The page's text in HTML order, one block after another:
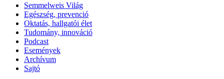
Semmelweis Világ
Egészség, prevenció
Oktatás, hallgatói élet
Tudomány, innováció
Podcast
Események
Archívum
Sajtó